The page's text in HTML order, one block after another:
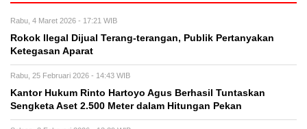
Rabu, 4 Maret 2026 - 17:21 WIB
Rokok Ilegal Dijual Terang-terangan, Publik Pertanyakan
Ketegasan Aparat
Rabu, 25 Februari 2026 - 14:43 WIB
Kantor Hukum Rinto Hartoyo Agus Berhasil Tuntaskan
Sengketa Aset 2.500 Meter dalam Hitungan Pekan